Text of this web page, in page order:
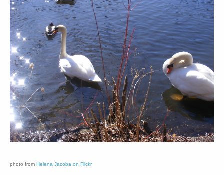
photo from Helena Jacoba on Flickr